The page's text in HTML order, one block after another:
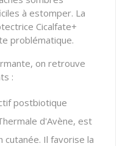
à estomper. La
Cicalfate+
problématique.
on retrouve
:
postbiotique
d'Avène, est
cutanée. Il favorise la